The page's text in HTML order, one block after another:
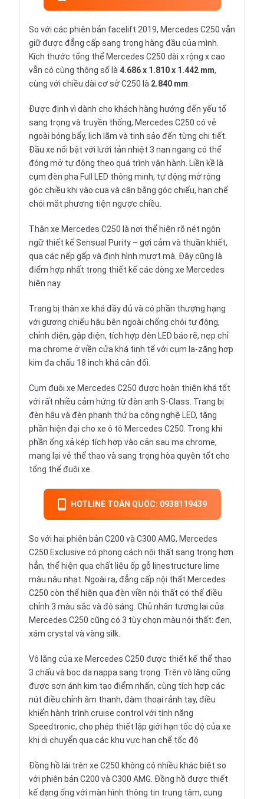
So với các phiên bản facelift 2019, Mercedes C250 vẫn
giữ được đẳng cấp sang trọng hàng đầu của mình.
Kích thước tổng thể Mercedes C250 dài x rộng x cao
vẫn có cùng thông số là 4.686 x 1.810 x 1.442 mm,
cùng với chiều dài cơ sở C250 là 2.840 mm
Được định vì dành cho khách hàng hướng đến yếu tố
sang trọng và truyền thống, Mercedes C250 có vẻ
ngoài bóng bẩy, lịch lãm và tinh sảo đến từng chi tiết.
Đầu xe nổi bật với lưới tản nhiệt 3 nan ngang có thể
đóng mở tự động theo quá trình vận hành. Liền kề là
cụm đèn pha Full LED thông minh, tự động mở rộng
góc chiều khi vào cua và cân bằng góc chiếu, hạn chế
chói mắt phương tiện ngược chiều.
Thân xe Mercedes C250 là nơi thể hiện rõ nét ngôn
ngữ thiết kế Sensual Purity – gợi cảm và thuần khiết,
qua các nếp gấp và định hình mượt mà. Đây cũng là
điểm hợp nhất trong thiết kế các dòng xe Mercedes
hiện nay.
Trang bị thân xe khá đầy đủ và có phần thượng hạng
với gương chiếu hậu bên ngoài chống chói tự động,
chỉnh điện, gập điện, tích hợp đèn LED báo rẽ, nẹp chỉ
mạ chrome ở viền cửa khá tinh tế với cụm la-zăng hợp
kim đa chấu 18 inch khá cân đối.
Cụm đuôi xe Mercedes C250 được hoàn thiện khá tốt
với rất nhiều cảm hứng từ đàn anh S-Class. Trang bị
đèn hậu và đèn phanh thứ ba công nghệ LED, tăng
phần hiện đại cho xe ô tô Mercedes C250. Trong khi
phần ống xả kép tích hợp vào cản sau mạ chrome,
mang lại vẻ thể thao và sang trọng hòa quyện tốt cho
tổng thể đuôi xe.
HOTLINE TOÀN QUỐC: 0938119439
So với hai phiên bản C200 và C300 AMG, Mercedes
C250 Exclusive có phong cách nội thất sang trọng hơn
hẳn, thể hiện qua chất liệu ốp gỗ linestructure lime
màu nâu nhạt. Ngoài ra, đẳng cấp nội thất Mercedes
C250 còn thể hiện qua đèn viền nội thất có thể điều
chỉnh 3 màu sắc và độ sáng. Chủ nhân tương lai của
Mercedes C250 cũng có 3 tùy chọn màu nội thất: đen,
xám crystal và vàng silk.
Vô lăng của xe Mercedes C250 được thiết kế thể thao
3 chấu và bọc da nappa sang trọng. Trên vô lăng cũng
được sơn ánh kim tạo điểm nhấn, cùng tích hợp các
nút điều chỉnh âm thanh, đàm thoại rảnh tay, điều
khiển hành trình cruise control với tính năng
Speedtronic, cho phép thiết lập giới hạn tốc độ của xe
khi di chuyển qua các khu vực hạn chế tốc độ
Đồng hồ lái trên xe C250 không có nhiều khác biệt so
với phiên bản C200 và C300 AMG. Đồng hồ được thiết
kế dạng ống với màn hình thông tin trung tâm, cung